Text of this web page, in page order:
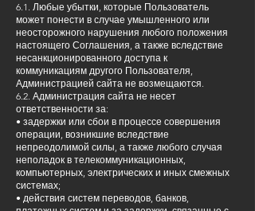
6.1. Любые убытки, которые Пользователь
может понести в случае умышленного или
неосторожного нарушения любого положения
настоящего Соглашения, а также вследствие
несанкционированного доступа к
коммуникациям другого Пользователя,
Администрацией сайта не возмещаются.
6.2. Администрация сайта не несет
ответственности за:
• задержки или сбои в процессе совершения
операции, возникшие вследствие
непреодолимой силы, а также любого случая
неполадок в телекоммуникационных,
компьютерных, электрических и иных смежных
системах;
• действия систем переводов, банков,